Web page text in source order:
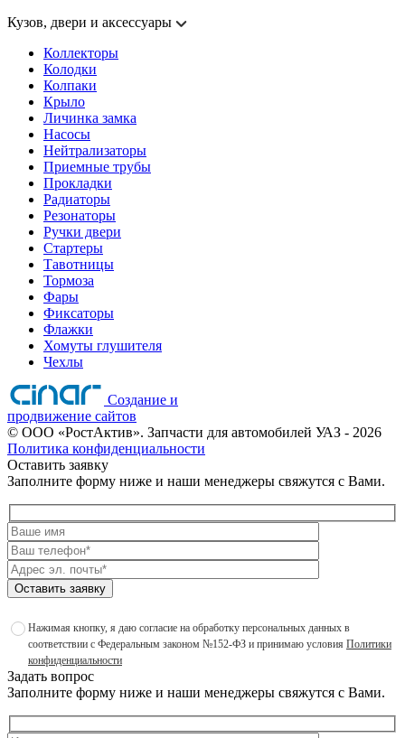
Кузов, двери и аксессуары
Коллекторы
Колодки
Колпаки
Крыло
Личинка замка
Насосы
Нейтрализаторы
Приемные трубы
Прокладки
Радиаторы
Резонаторы
Ручки двери
Стартеры
Тавотницы
Тормоза
Фары
Фиксаторы
Флажки
Хомуты глушителя
Чехлы
Создание и
продвижение сайтов
© ООО «РостАктив». Запчасти для автомобилей УАЗ - 2026
Политика конфиденциальности
Оставить заявку
Заполните форму ниже и наши менеджеры свяжутся с Вами.
Оставить заявку
Нажимая кнопку, я даю согласие на обработку персональных данных в
соответствии с Федеральным законом №152-ФЗ и принимаю условия Политики
конфиденциальности
Задать вопрос
Заполните форму ниже и наши менеджеры свяжутся с Вами.